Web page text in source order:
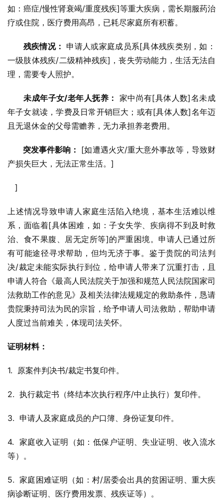
如：癌症/慢性肾衰竭/重度残疾]等重大疾病，需长期服药治
疗或住院，医疗费用高昂，已耗尽家庭所有积蓄。
残疾情况： 申请人或家庭成员系[具体残疾类别，如：
一级肢体残疾/二级精神残疾]，丧失劳动能力，生活无法自
理，需要专人照护。
未成年子女/老年人抚养： 家中尚有[具体人数]名未成
年子女就读，学费及日常开销巨大；或有[具体人数]名年迈
且无退休金的父母需赡养，无力承担养老费用。
突发事件影响： [如遭遇火灾/重大意外事故等，导致财
产损失巨大，无法正常生活。]
   ]
上述情况导致申请人家庭生活陷入绝境，基本生活难以维
系，面临着[具体困难，如：子女失学、疾病得不到及时救
治、食不果腹、居无定所等]的严重困境。申请人已通过所
有可能途径寻求帮助，但均无济于事。鉴于贵院的司法判
决/裁定未能实际执行到位，给申请人带来了沉重打击，且
申请人符合《最高人民法院关于加强和规范人民法院国家司
法救助工作的意见》及相关法律法规规定的救助条件，恳请
贵院秉持司法为民的宗旨，给予申请人司法救助，帮助申请
人度过当前难关，体现司法关怀。
证明材料：
1.  原案件判决书/裁定书复印件。
2.  执行裁定书（终结本次执行程序/中止执行）复印件。
3.  申请人及家庭成员的户口簿、身份证复印件。
4.  家庭收入证明（如：低保户证明、失业证明、收入流水
等）。
5.  家庭困难证明（如：村/居委会出具的贫困证明、重大疾
病诊断证明、医疗费用发票、残疾证等）。